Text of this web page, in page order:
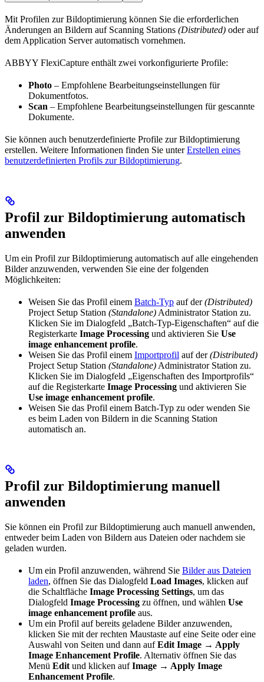
Mit Profilen zur Bildoptimierung können Sie die erforderlichen
Änderungen an Bildern auf Scanning Stations (Distributed) oder auf
dem Application Server automatisch vornehmen.
ABBYY FlexiCapture enthält zwei vorkonfigurierte Profile:
Photo – Empfohlene Bearbeitungseinstellungen für
Dokumentfotos.
Scan – Empfohlene Bearbeitungseinstellungen für gescannte
Dokumente.
Sie können auch benutzerdefinierte Profile zur Bildoptimierung
erstellen. Weitere Informationen finden Sie unterErstellen eines
benutzerdefinierten Profils zur Bildoptimierung.
Profil zur Bildoptimierung automatisch
anwenden
Um ein Profil zur Bildoptimierung automatisch auf alle eingehenden
Bilder anzuwenden, verwenden Sie eine der folgenden
Möglichkeiten:
Weisen Sie das Profil einem Batch-Typ auf der(Distributed)
Project Setup Station (Standalone) Administrator Station zu.
Klicken Sie im Dialogfeld „Batch-Typ-Eigenschaften“ auf die
Registerkarte Image Processing und aktivieren Sie Use
image enhancement profile.
Weisen Sie das Profil einem Importprofil auf der(Distributed)
Project Setup Station (Standalone) Administrator Station zu.
Klicken Sie im Dialogfeld „Eigenschaften des Importprofils“
auf die Registerkarte Image Processing und aktivieren Sie
Use image enhancement profile.
Weisen Sie das Profil einem Batch-Typ zu oder wenden Sie
es beim Laden von Bildern in die Scanning Station
automatisch an.
Profil zur Bildoptimierung manuell
anwenden
Sie können ein Profil zur Bildoptimierung auch manuell anwenden,
entweder beim Laden von Bildern aus Dateien oder nachdem sie
geladen wurden.
Um ein Profil anzuwenden, während Sie Bilder aus Dateien
laden, öffnen Sie das Dialogfeld Load Images, klicken auf
die Schaltfläche Image Processing Settings, um das
Dialogfeld Image Processing zu öffnen, und wählen Use
image enhancement profile aus.
Um ein Profil auf bereits geladene Bilder anzuwenden,
klicken Sie mit der rechten Maustaste auf eine Seite oder eine
Auswahl von Seiten und dann aufEdit Image → Apply
Image Enhancement Profile. Alternativ öffnen Sie das
Menü Edit und klicken aufImage → Apply Image
Enhancement Profile.